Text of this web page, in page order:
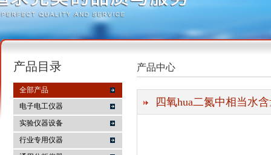
产品目录
全部产品
电子电工仪器
实验仪器设备
行业专用仪器
产品中心
四氧hua二氮中相当水